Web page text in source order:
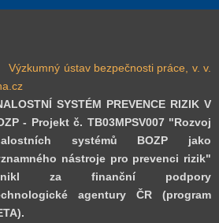
Výzkumný ústav bezpečnosti práce, v. v.
SYSTÉM PREVENCE RIZIK V
- Projekt č. TB03MPSV007 "Rozvoj
systémů BOZP jako
nástroje pro prevenci rizik"
za finanční podpory
agentury ČR (program